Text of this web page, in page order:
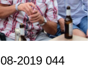
2019 044